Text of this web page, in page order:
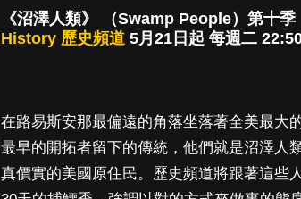
《沼澤人類》 （Swamp People）第十季
History 歷史頻道 5月21日起 每週二
在路易斯安那最偏遠的角落坐落著全美最大
最早的開拓者留下的傳統，他們就是沼澤人
真價實的美國原住民。歷史頻道將跟著這些